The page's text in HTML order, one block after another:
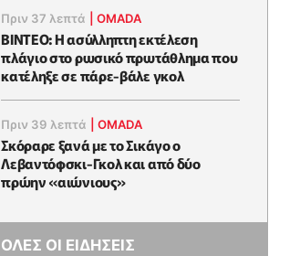
Πριν 37 λεπτά |OMADA
ΒΙΝΤΕΟ: Η ασύλληπτη εκτέλεση
πλάγιο στο ρωσικό πρωτάθλημα που
κατέληξε σε πάρε-βάλε γκολ
Πριν 39 λεπτά |OMADA
Σκόραρε ξανά με το Σικάγο ο
Λεβαντόφσκι-Γκολ και από δύο
πρώην «αιώνιους»
ΟΛΕΣ ΟΙ ΕΙΔΗΣΕΙΣ